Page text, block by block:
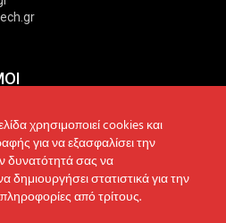
Πολιτική Απορρήτου
Πολιτική Cookies
Πολιτική Προστασίας
Δεδομένων
χρησιμοποιεί cookies και
για να εξασφαλίσει την
δυνατότητά σας να
δημιουργήσει στατιστικά για την
από τρίτους.